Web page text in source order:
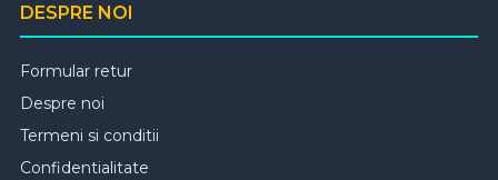
DESPRE NOI
Formular retur
Despre noi
Termeni si conditii
Confidentialitate